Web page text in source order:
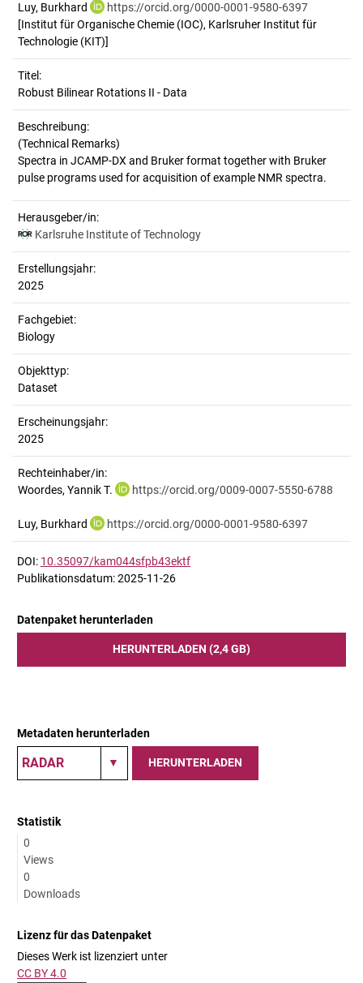
Luy, Burkhard
https://orcid.org/0000-0001-9580-6397
[Institut für Organische Chemie (IOC), Karlsruher Institut für
Technologie (KIT)]
Titel:
Robust Bilinear Rotations II - Data
Beschreibung:
(Technical Remarks)
Spectra in JCAMP-DX and Bruker format together with Bruker
Herausgeber/in:
Karlsruhe Institute of Technology
Erstellungsjahr:
2025
Fachgebiet:
Biology
Objekttyp:
Dataset
Erscheinungsjahr:
2025
Rechteinhaber/in:
Woordes, Yannik T.
https://orcid.org/0009-0007-5550-6788
Luy, Burkhard https://orcid.org/0000-0001-9580-6397
DOI: 10.35097/kam044sfpb43ektf
Publikationsdatum: 2025-11-26
Datenpaket herunterladen
HERUNTERLADEN (2,4 GB)
Metadaten herunterladen
HERUNTERLADEN
Statistik
0
Views
0
Downloads
Lizenz für das Datenpaket
Dieses Werk ist lizenziert unter
CC BY 4.0